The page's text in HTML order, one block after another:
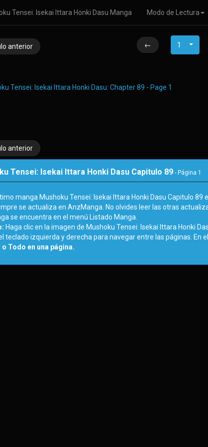
Tensei: Isekai Ittara Honki Dasu Manga Modo de Lectura
anterior ← 1
anterior
Tensei: Isekai Ittara Honki Dasu Capitulo 89 - Página 1
manga Mushoku Tensei: Isekai Ittara Honki Dasu Capitulo
se actualiza en AnzManga. No olvides leer las otras
se encuentra en el menú Listado Manga.
Haga clic en la imagen de Mushoku Tensei: Isekai Ittara Honki
teclado izquierda y derecha para navegar entre las páginas. En
o Todo en una página.